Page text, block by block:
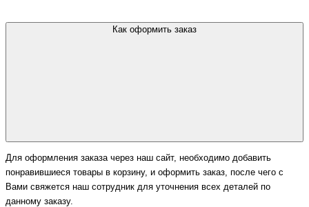
Как оформить заказ
Для оформления заказа через наш сайт, необходимо добавить
понравившиеся товары в корзину, и оформить заказ, после чего с
Вами свяжется наш сотрудник для уточнения всех деталей по
данному заказу.